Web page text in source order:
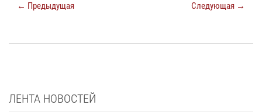
← Предыдущая Следующая →
ЛЕНТА НОВОСТЕЙ